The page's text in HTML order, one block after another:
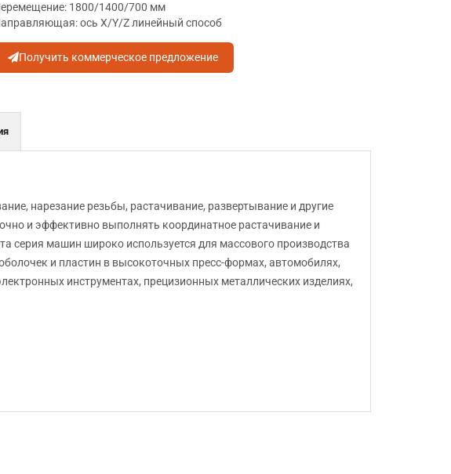
1800/1400/700 мм
ось X/Y/Z линейный способ
Получить коммерческое предложение
нарезание резьбы, растачивание, развертывание и другие
и эффективно выполнять координатное растачивание и
серия машин широко используется для массового производства
и пластин в высокоточных пресс-формах, автомобилях,
инструментах, прецизионных металлических изделиях,